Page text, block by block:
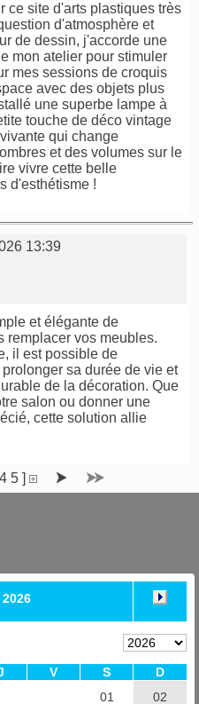
ce site d'arts plastiques très
d'atmosphère et
de dessin, j'accorde une
mon atelier pour stimuler
mes sessions de croquis
avec des objets plus
une superbe lampe à
touche de déco vintage
qui change
et des volumes sur le
vivre cette belle
d'esthétisme !
13:39
et élégante de
remplacer vos meubles.
il est possible de
sa durée de vie et
de la décoration. Que
salon ou donner une
cette solution allie
4 5 ]